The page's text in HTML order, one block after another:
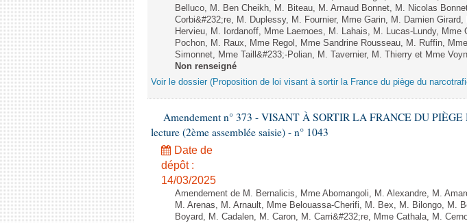
Belluco, M. Ben Cheikh, M. Biteau, M. Arnaud Bonnet, M. Nicolas
Corbi&#232;re, M. Duplessy, M. Fournier, Mme Garin, M. Damien
Hervieu, M. Iordanoff, Mme Laernoes, M. Lahais, M. Lucas-Lundy,
Pochon, M. Raux, Mme Regol, Mme Sandrine Rousseau, M. Ruffin,
Simonnet, Mme Taill&#233;-Polian, M. Tavernier, M. Thierry et Mme
Non renseigné
Voir le dossier (Proposition de loi visant à sortir la France du piège du
Amendement n° 373 - VISANT À SORTIR LA FRANCE DU
lecture (2ème assemblée saisie) - n° 1043
Date de
dépôt :
14/03/2025
Amendement de M. Bernalicis, Mme Abomangoli, M. Alexandre, M.
M. Arenas, M. Arnault, Mme Belouassa-Cherifi, M. Bex, M. Bilongo, M.
Boyard, M. Cadalen, M. Caron, M. Carri&#232;re, Mme Cathala, M.